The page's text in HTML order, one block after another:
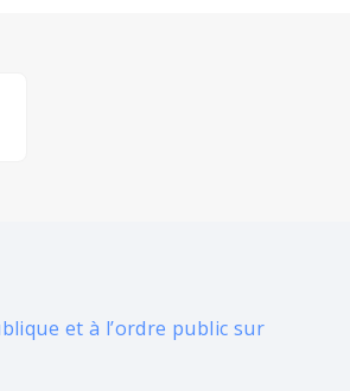
et à l’ordre public sur